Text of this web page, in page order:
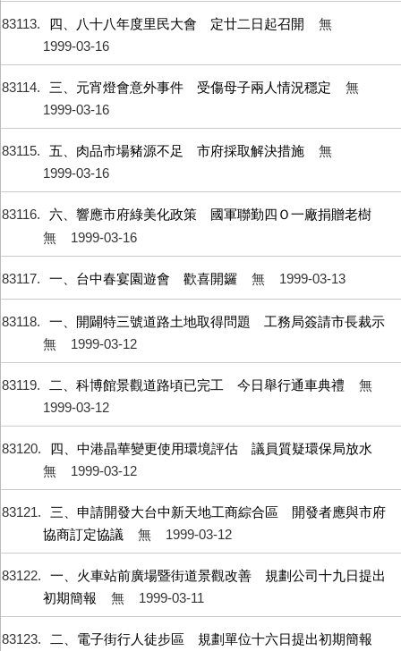
83113 四、八十八年度里民大會 定廿二日起召開
無
1999-03-16
83114 三、元宵燈會意外事件 受傷母子兩人情況穩定
無
1999-03-16
83115 五、肉品市場豬源不足 市府採取解決措施
無
1999-03-16
83116
六、響應市府綠美化政策 國軍聯勤四Ｏ一廠捐贈老樹
無
1999-03-16
83117 一、台中春宴園遊會 歡喜開鑼 無 1999-03-13
83118
一、開闢特三號道路土地取得問題 工務局簽請市長裁示
無
1999-03-12
83119 二、科博館景觀道路頃已完工 今日舉行通車典禮
無
1999-03-12
83120
四、中港晶華變更使用環境評估 議員質疑環保局放水
無
1999-03-12
83121
三、申請開發大台中新天地工商綜合區 開發者應與市府
協商訂定協議
無 1999-03-12
83122
一、火車站前廣場暨街道景觀改善 規劃公司十九日提出
初期簡報
無 1999-03-11
83123
二、電子街行人徒步區 規劃單位十六日提出初期簡報